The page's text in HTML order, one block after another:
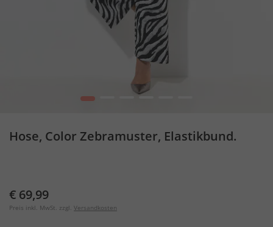
1
Hose, Color Zebramuster, Elastikbund.
€ 69,99
Preis inkl. MwSt. zzgl. Versandkosten